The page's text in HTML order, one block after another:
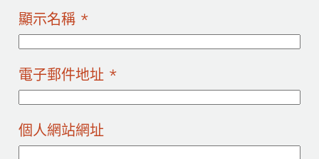
顯示名稱 *
電子郵件地址 *
個人網站網址